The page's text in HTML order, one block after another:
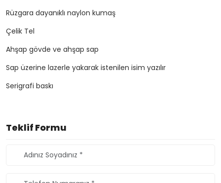
Rüzgara dayanıklı naylon kumaş
Çelik Tel
Ahşap gövde ve ahşap sap
Sap üzerine lazerle yakarak istenilen isim yazılır
Serigrafi baskı
Teklif Formu